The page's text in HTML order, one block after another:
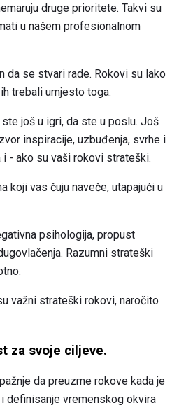
druge prioritete. Takvi su
u našem profesionalnom
da se stvari rade. Rokovi su lako
trebali umjesto toga.
još u igri, da ste u poslu. Još
inspiracije, uzbuđenja, svrhe i
- ako su vaši rokovi strateški.
koji vas čuju naveče, utapajući u
psihologija, propust
Razumni strateški
važni strateški rokovi, naročito
za svoje ciljeve.
da preuzme rokove kada je
definisanje vremenskog okvira